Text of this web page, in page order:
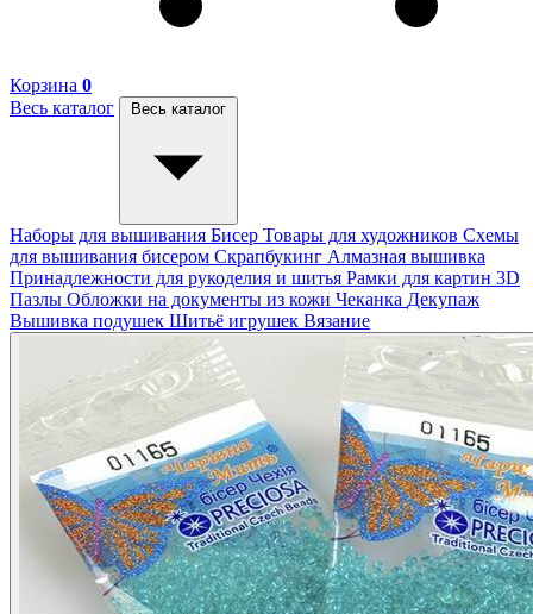
Корзина 0
Весь каталог
Весь каталог
Наборы для вышивания Бисер Товары для художников Схемы
для вышивания бисером Скрапбукинг Алмазная вышивка
Принадлежности для рукоделия и шитья Рамки для картин 3D
Пазлы Обложки на документы из кожи Чеканка Декупаж
Вышивка подушек Шитьё игрушек Вязание